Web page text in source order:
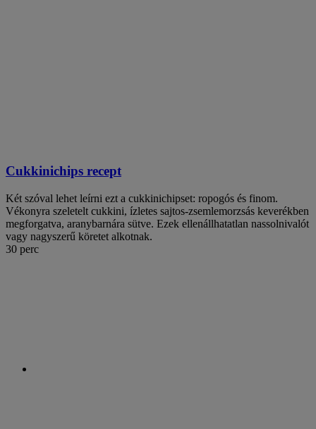
Cukkinichips recept
Két szóval lehet leírni ezt a cukkinichipset: ropogós és finom.
Vékonyra szeletelt cukkini, ízletes sajtos-zsemlemorzsás keverékben
megforgatva, aranybarnára sütve. Ezek ellenállhatatlan nassolnivalót
vagy nagyszerű köretet alkotnak.
30 perc